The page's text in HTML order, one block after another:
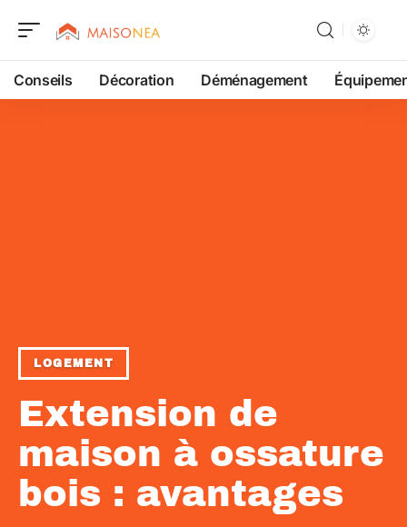
Conseils Décoration Déménagement
LOGEMENT
Extension de
maison à ossature
bois : avantages